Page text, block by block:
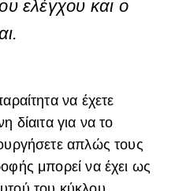
ελέγχου και ο
να έχετε
δίαιτα για να το
απλώς τους
μπορεί να έχει ως